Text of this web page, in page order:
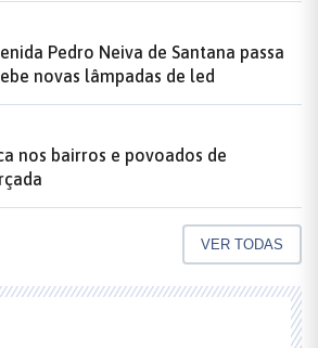
Pedro Neiva de Santana passa
novas lâmpadas de led
nos bairros e povoados de
VER TODAS